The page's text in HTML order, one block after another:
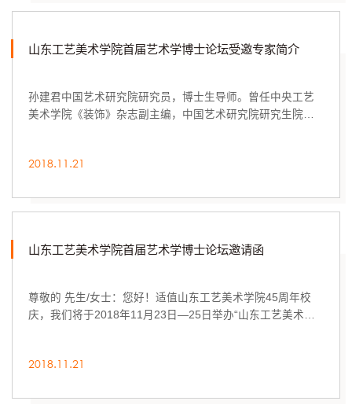
山东工艺美术学院首届艺术学博士论坛受邀专家简介
孙建君中国艺术研究院研究员，博士生导师。曾任中央工艺
美术学院《装饰》杂志副主编，中国艺术研究院研究生院副
员会主任，国家非物质文化遗产保护工作专家委员会委员，
术学院艺术学理论学科带头人，南京艺术学院研究院教授，
2018.11.21
山东工艺美术学院首届艺术学博士论坛邀请函
‍尊敬的 先生/女士：您好！适值山东工艺美术学院45周年校
庆，我们将于2018年11月23日—25日举办“山东工艺美术学
论坛主题：面向与转向：建构中的中国艺术学二、主题阐释
的全面复兴，中国当下的艺术及其学术研究都进入了高度的
2018.11.21